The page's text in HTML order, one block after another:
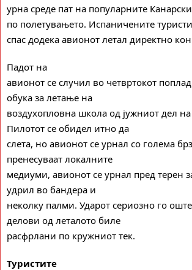
урна среде пат на популарните
по полетувањето. Испаничените
спас додека авионот летал директно
Падот на
авионот се случил во четвртокот
обука за летање на
воздухопловна школа од јужниот дел
Пилотот се обидел итно да
слета, но авионот се урнал со голема
пренесуваат локалните
медиуми, авионот се урнал пред терен
удрил во бандера и
неколку палми. Ударот сериозно го
делови од леталото биле
расфрлани по кружниот тек.
Туристите